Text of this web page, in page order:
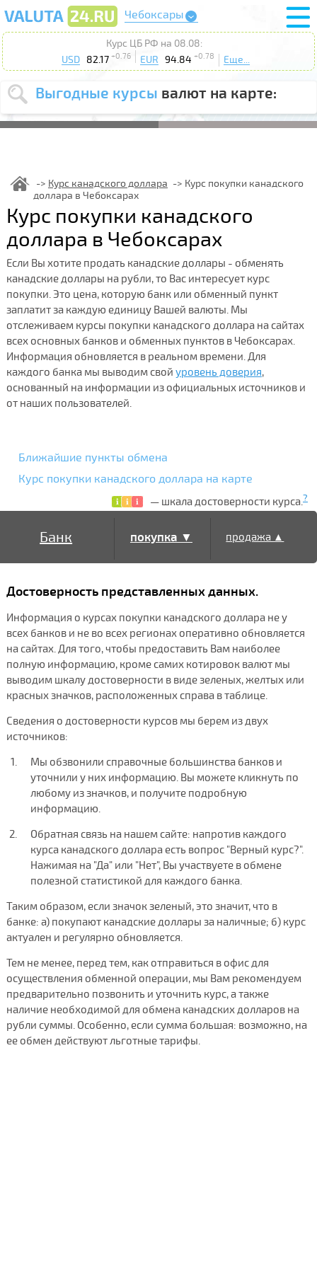
Чебоксары
Курс ЦБ РФ на 08.08:
USD
82.17 +0.76 EUR 94.84 +0.78 Еще...
Выгодные курсы валют на карте:
Выберите
USD EUR
курс от
Выберите
действие:
Поиск
Курс канадского доллара
Курс покупки канадского
доллара в Чебоксарах
Курс покупки канадского
доллара в Чебоксарах
Если Вы хотите продать канадские доллары - обменять
канадские доллары на рубли, то Вас интересует курс
покупки. Это цена, которую банк или обменный пункт
заплатит за каждую единицу Вашей валюты. Мы
отслеживаем курсы покупки канадского доллара на сайтах
всех основных банков и обменных пунктов в Чебоксарах.
Информация обновляется в реальном времени. Для
каждого банка мы выводим свой уровень доверия,
основанный на информации из официальных источников и
от наших пользователей.
Ближайшие пункты обмена
Курс покупки канадского доллара на карте
— шкала достоверности курса.?
Банк покупка ▼ продажа ▲
Достоверность представленных данных.
Информация о курсах покупки канадского доллара не у
всех банков и не во всех регионах оперативно обновляется
на сайтах. Для того, чтобы предоставить Вам наиболее
полную информацию, кроме самих котировок валют мы
выводим шкалу достоверности в виде зеленых, желтых или
красных значков, расположенных справа в таблице.
Сведения о достоверности курсов мы берем из двух
источников:
Мы обзвонили справочные большинства банков и
уточнили у них информацию. Вы можете кликнуть по
любому из значков, и получите подробную
информацию.
Обратная связь на нашем сайте: напротив каждого
курса канадского доллара есть вопрос "Верный курс?".
Нажимая на "Да" или "Нет", Вы участвуете в обмене
полезной статистикой для каждого банка.
Таким образом, если значок зеленый, это значит, что в
банке: а) покупают канадские доллары за наличные; б) курс
актуален и регулярно обновляется.
Тем не менее, перед тем, как отправиться в офис для
осуществления обменной операции, мы Вам рекомендуем
предварительно позвонить и уточнить курс, а также
наличие необходимой для обмена канадских долларов на
рубли суммы. Особенно, если сумма большая: возможно, на
ее обмен действуют льготные тарифы.